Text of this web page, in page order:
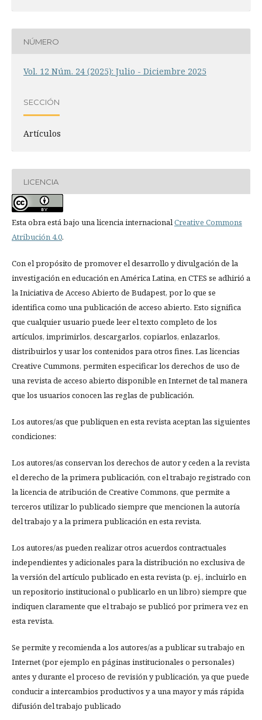
NÚMERO
Vol. 12 Núm. 24 (2025): Julio - Diciembre 2025
SECCIÓN
Artículos
LICENCIA
Esta obra está bajo una licencia internacionalCreative Commons
Atribución 4.0.
Con el propósito de promover el desarrollo y divulgación de la
investigación en educación en América Latina, en CTES se adhirió a
la Iniciativa de Acceso Abierto de Budapest, por lo que se
identifica como una publicación de acceso abierto. Esto significa
que cualquier usuario puede leer el texto completo de los
artículos, imprimirlos, descargarlos, copiarlos, enlazarlos,
distribuirlos y usar los contenidos para otros fines. Las licencias
Creative Cummons, permiten especificar los derechos de uso de
una revista de acceso abierto disponible en Internet de tal manera
que los usuarios conocen las reglas de publicación.
Los autores/as que publiquen en esta revista aceptan las siguientes
condiciones:
Los autores/as conservan los derechos de autor y ceden a la revista
el derecho de la primera publicación, con el trabajo registrado con
la licencia de atribución de Creative Commons, que permite a
terceros utilizar lo publicado siempre que mencionen la autoría
del trabajo y a la primera publicación en esta revista.
Los autores/as pueden realizar otros acuerdos contractuales
independientes y adicionales para la distribución no exclusiva de
la versión del artículo publicado en esta revista (p. ej., incluirlo en
un repositorio institucional o publicarlo en un libro) siempre que
indiquen claramente que el trabajo se publicó por primera vez en
esta revista.
Se permite y recomienda a los autores/as a publicar su trabajo en
Internet (por ejemplo en páginas institucionales o personales)
antes y durante el proceso de revisión y publicación, ya que puede
conducir a intercambios productivos y a una mayor y más rápida
difusión del trabajo publicado